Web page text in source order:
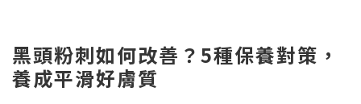
黑頭粉刺如何改善？5種保養對策，
養成平滑好膚質